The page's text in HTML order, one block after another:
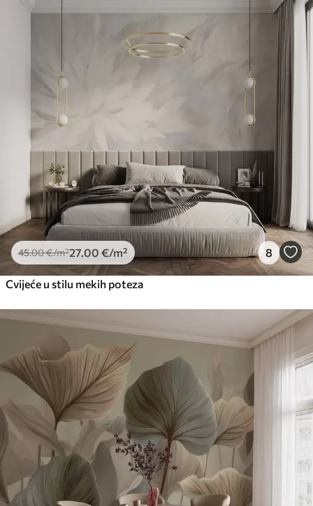
45.00€/m²27 .00 €/m² 8
Cvijeće u stilu mekih poteza